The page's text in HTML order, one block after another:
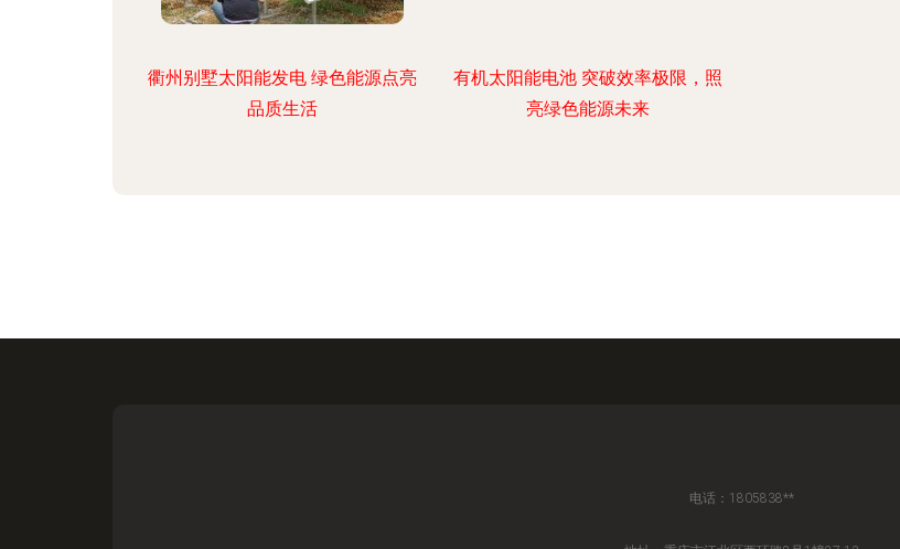
衢州别墅太阳能发电 绿色能源点亮
品质生活
有机太阳能电池 突破效率极限，照
亮绿色能源未来
电话：1805838**